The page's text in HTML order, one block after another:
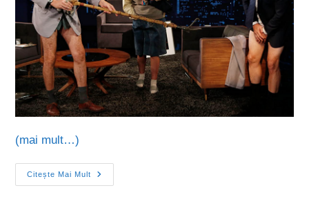
(mai mult…)
Citește Mai Mult